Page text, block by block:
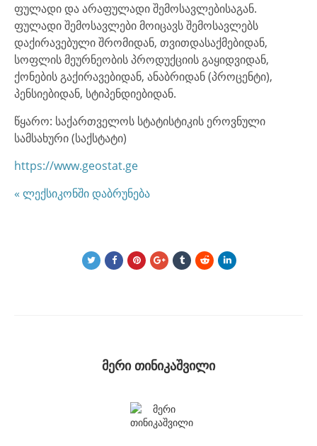
ფულადი და არაფულადი შემოსავლებისაგან.
ფულადი შემოსავლები მოიცავს შემოსავლებს
დაქირავებული შრომიდან, თვითდასაქმებიდან,
სოფლის მეურნეობის პროდუქციის გაყიდვიდან,
ქონების გაქირავებიდან, ანაბრიდან (პროცენტი),
პენსიებიდან, სტიპენდიებიდან.
წყარო: საქართველოს სტატისტიკის ეროვნული
სამსახური (საქსტატი)
https://www.geostat.ge
« ლექსიკონში დაბრუნება
მერი თინიკაშვილი